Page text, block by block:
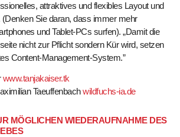
attraktives und flexibles Layout und
Sie daran, dass immer mehr
und Tablet-PCs surfen). „Damit die
nicht zur Pflicht sondern Kür wird, setzen
Content-Management-System.”
www.tanjakaiser.tk
Taeuffenbachwildfuchs-ia.de
MÖGLICHEN WIEDERAUFNAHME DES